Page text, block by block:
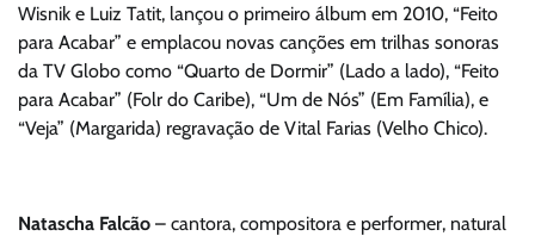
Wisnik e Luiz Tatit, lançou o primeiro álbum em 2010, “Feito
para Acabar” e emplacou novas canções em trilhas sonoras
da TV Globo como “Quarto de Dormir” (Lado a lado), “Feito
para Acabar” (Folr do Caribe), “Um de Nós” (Em Família), e
“Veja” (Margarida) regravação de Vital Farias (Velho Chico).
Natascha Falcão – cantora, compositora e performer, natural